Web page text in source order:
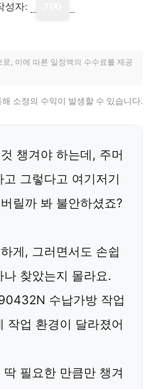
성자:
, 이에 따른 일정액의 수수료를 제공
소정의 수익이 발생할 수 있습니다.
챙겨야 하는데, 주머
그렇다고 여기저기
릴까 봐 불안하셨죠?
게, 그러면서도 손쉽
찾았는지 몰라요.
수납가방 작업
작업 환경이 달라졌어
필요한 만큼만 챙겨